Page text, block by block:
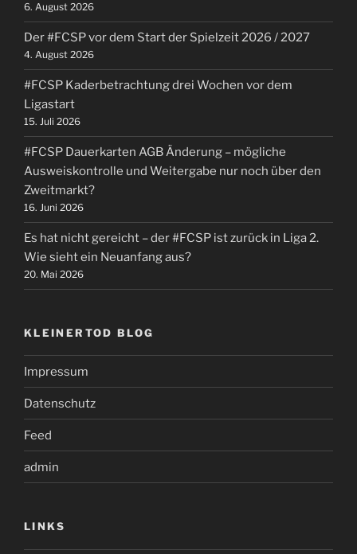
6. August 2026
Der #FCSP vor dem Start der Spielzeit 2026 / 2027
4. August 2026
#FCSP Kaderbetrachtung drei Wochen vor dem
Ligastart
15. Juli 2026
#FCSP Dauerkarten AGB Änderung – mögliche
Ausweiskontrolle und Weitergabe nur noch über den
Zweitmarkt?
16. Juni 2026
Es hat nicht gereicht – der #FCSP ist zurück in Liga 2.
Wie sieht ein Neuanfang aus?
20. Mai 2026
KLEINERTOD BLOG
Impressum
Datenschutz
Feed
admin
LINKS